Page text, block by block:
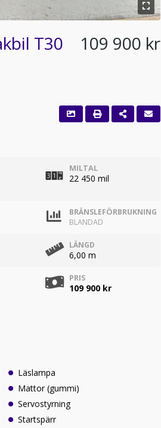
T30
109 900 kr
MILTAL
22 450 mil
BRÄNSLEFÖRBRUKNING
BLANDAD
LÄNGD
6,00 m
PRIS
109 900 kr
Läslampa
Mattor (gummi)
Servostyrning
Startspärr